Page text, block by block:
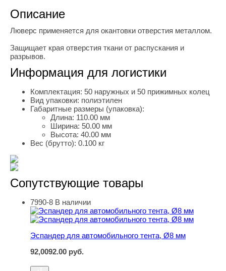
Описание
Люверс применяется для окантовки отверстия металлом.
Защищает края отверстия ткани от распускания и
разрывов.
Информация для логистики
Комплектация: 50 наружных и 50 прижимных колец
Вид упаковки: полиэтилен
Габаритные размеры (упаковка):
Длина: 110.00 мм
Ширина: 50.00 мм
Высота: 40.00 мм
Вес (брутто): 0.100 кг
Сопутствующие товары
Эспандер для автомобильного тента, Ø8 мм
7990-8 В наличии
Эспандер для автомобильного тента, Ø8 мм
92,0092.00 руб.